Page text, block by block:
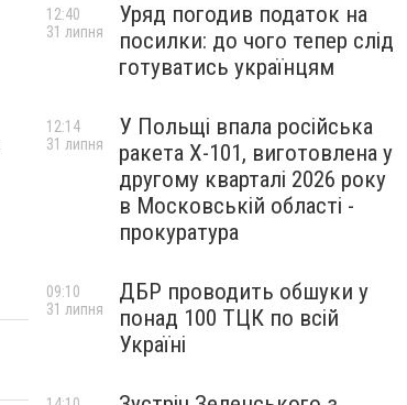
Уряд погодив податок на
посилки: до чого тепер слід
готуватись українцям
12:40
31 липня
У Польщі впала російська
ракета X-101, виготовлена у
другому кварталі 2026 року
в Московській області -
прокуратура
12:14
31 липня
ДБР проводить обшуки у
понад 100 ТЦК по всій
Україні
09:10
31 липня